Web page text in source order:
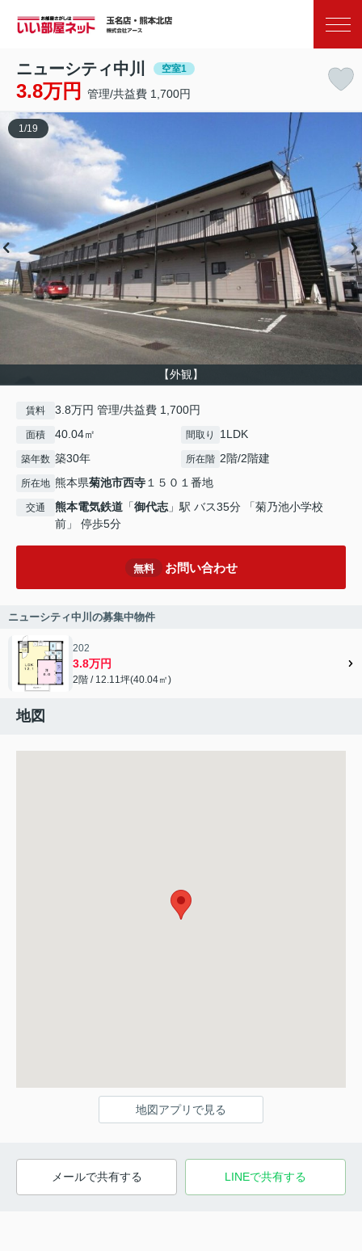
ニューシティ中川 空室1
3.8万円 管理/共益費 1,700円
【外観】
1 /19
賃料 3.8万円 管理/共益費 1,700円
面積 40.04㎡ 間取り 1LDK
築年数 築30年 所在階 2階/2階建
所在地 熊本県菊池市西寺 １５０１番地
交通 熊本電気鉄道 「御代志 」駅 バス35分 「菊乃池小学校
前」 停歩5分
無料 お問い合わせ
ニューシティ中川の募集中物件
202
3.8万円
2階 / 12.11坪(40.04㎡)
地図
地図アプリで見る
メールで共有する LINEで共有する